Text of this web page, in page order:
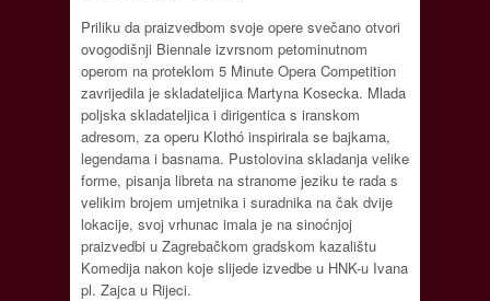
Priliku da praizvedbom svoje opere svečano otvori
ovogodišnji Biennale izvrsnom petominutnom
operom na proteklom 5 Minute Opera Competition
zavrijedila je skladateljica Martyna Kosecka. Mlada
poljska skladateljica i dirigentica s iranskom
adresom, za operu Klothó inspirirala se bajkama,
legendama i basnama. Pustolovina skladanja velike
forme, pisanja libreta na stranome jeziku te rada s
velikim brojem umjetnika i suradnika na čak dvije
lokacije, svoj vrhunac imala je na sinoćnjoj
praizvedbi u Zagrebačkom gradskom kazalištu
Komedija nakon koje slijede izvedbe u HNK-u Ivana
pl. Zajca u Rijeci.